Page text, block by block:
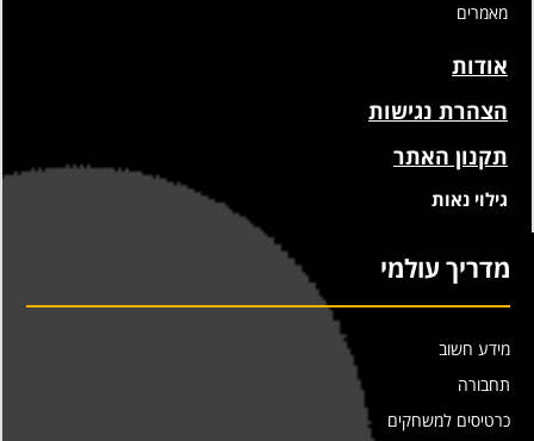
מאמרים
אודות
הצהרת נגישות
תקנון האתר
גילוי נאות
מדריך עולמי
מידע חשוב
תחבורה
כרטיסים למשחקים